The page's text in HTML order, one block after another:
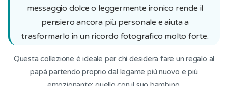
messaggio dolce o leggermente ironico rende il
pensiero ancora più personale e aiuta a
trasformarlo in un ricordo fotografico molto forte.
Questa collezione è ideale per chi desidera fare un regalo al
papà partendo proprio dal legame più nuovo e più